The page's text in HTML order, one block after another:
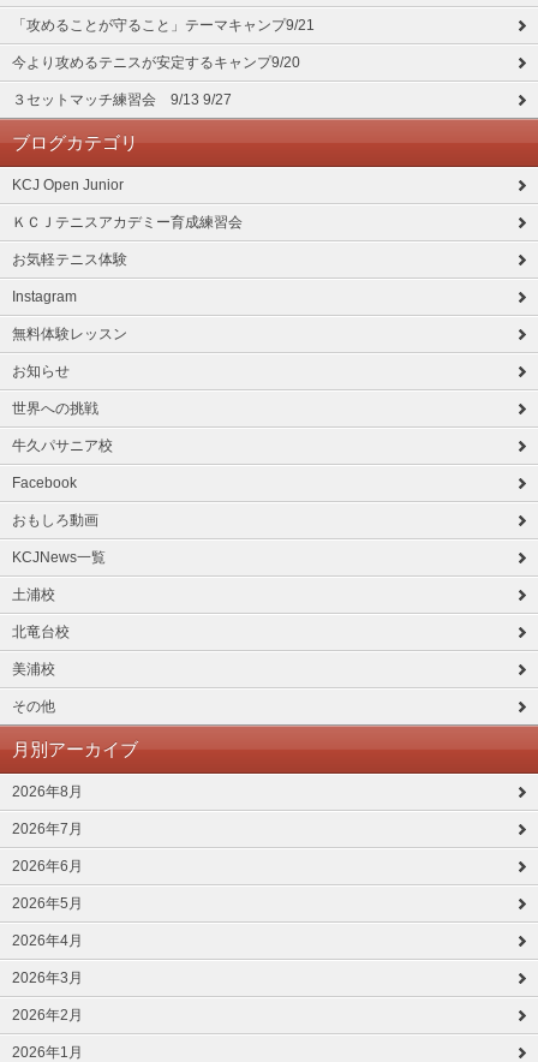
「攻めることが守ること」テーマキャンプ9/21
今より攻めるテニスが安定するキャンプ9/20
３セットマッチ練習会 9/13 9/27
ブログカテゴリ
KCJ Open Junior
ＫＣＪテニスアカデミー育成練習会
お気軽テニス体験
Instagram
無料体験レッスン
お知らせ
世界への挑戦
牛久パサニア校
Facebook
おもしろ動画
KCJNews一覧
土浦校
北竜台校
美浦校
その他
月別アーカイブ
2026年8月
2026年7月
2026年6月
2026年5月
2026年4月
2026年3月
2026年2月
2026年1月